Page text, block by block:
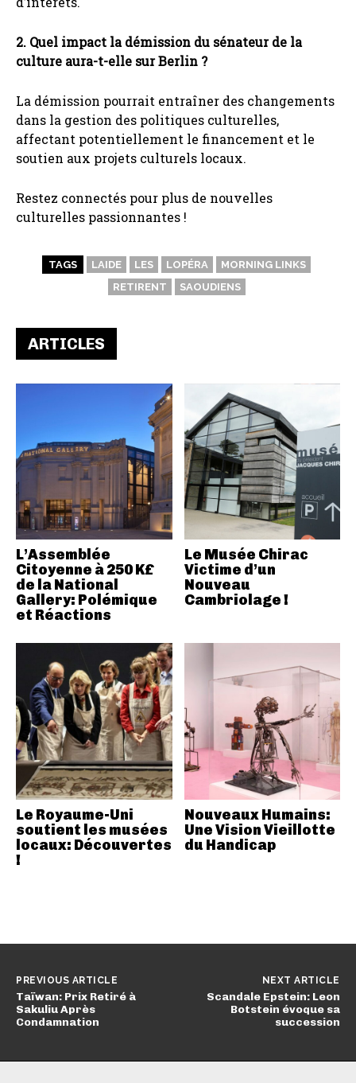
2. Quel impact la démission du sénateur de la
culture aura-t-elle sur Berlin ?
La démission pourrait entraîner des changements
dans la gestion des politiques culturelles,
affectant potentiellement le financement et le
soutien aux projets culturels locaux.
Restez connectés pour plus de nouvelles
culturelles passionnantes !
TAGS LAIDE LES LOPÉRA
MORNING LINKS
RETIRENT
SAOUDIENS
ARTICLES
L’Assemblée
Citoyenne à 250 K£
de la National
Gallery: Polémique
et Réactions
Le Musée Chirac
Victime d’un
Nouveau
Cambriolage !
Le Royaume-Uni
soutient les musées
locaux: Découvertes
!
Nouveaux Humains:
Une Vision Vieillotte
du Handicap
PREVIOUS ARTICLE
Taïwan: Prix Retiré à
Sakuliu Après
Condamnation
NEXT ARTICLE
Scandale Epstein: Leon
Botstein évoque sa
succession